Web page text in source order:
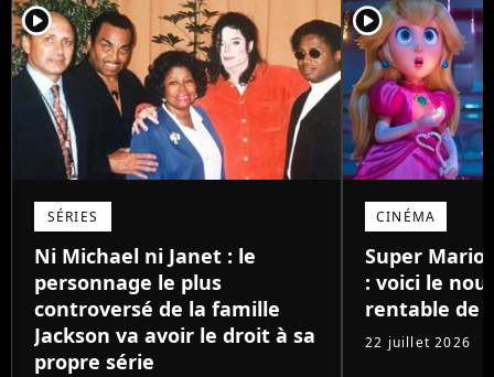
player2
SÉRIES
Ni Michael ni Janet : le
personnage le plus
controversé de la famille
Jackson va avoir le droit à sa
propre série
player2
CINÉMA
Super Mario
: voici le
rentable de
22 juillet 2026